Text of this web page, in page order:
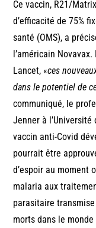
Ce vaccin, R21/
d’efficacité de 75%
santé (OMS), a
l’américain
Lancet, «ces
dans le potentiel de
communiqué, le
Jenner à l’Université
vaccin anti-Covid
pourrait être
d’espoir au moment
malaria aux
parasitaire
morts dans le